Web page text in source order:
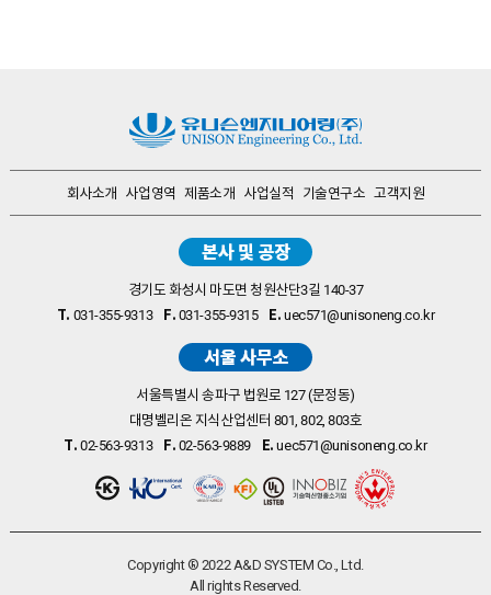
회사소개 사업영역 제품소개 사업실적 기술연구소 고객지원
경기도 화성시 마도면 청원산단3길 140-37
T. 031-355-9313 F. 031-355-9315 E. uec571@unisoneng.co.kr
서울특별시 송파구 법원로 127 (문정동)
대명벨리온 지식산업센터 801, 802, 803호
T. 02-563-9313 F. 02-563-9889 E. uec571@unisoneng.co.kr
Copyright ® 2022 A&D SYSTEM Co., Ltd.
All rights Reserved.